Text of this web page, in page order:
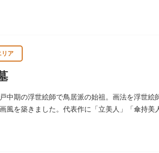
リア
中期の浮世絵師で鳥居派の始祖。画法を浮世
風を築きました。代表作に「立美人」「傘持